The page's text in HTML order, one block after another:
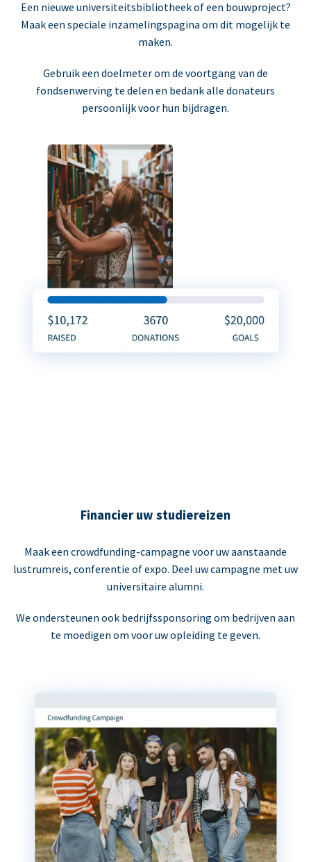
Een nieuwe universiteitsbibliotheek of een bouwproject?
Maak een speciale inzamelingspagina om dit mogelijk te
maken.
Gebruik een doelmeter om de voortgang van de
fondsenwerving te delen en bedank alle donateurs
persoonlijk voor hun bijdragen.
Financier uw studiereizen
Maak een crowdfunding-campagne voor uw aanstaande
lustrumreis, conferentie of expo. Deel uw campagne met uw
universitaire alumni.
We ondersteunen ook bedrijfssponsoring om bedrijven aan
te moedigen om voor uw opleiding te geven.